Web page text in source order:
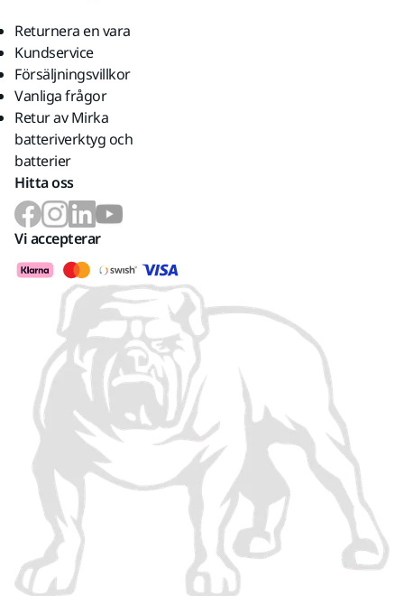
Returnera en vara
Kundservice
Försäljningsvillkor
Vanliga frågor
Retur av Mirka
batteriverktyg och
batterier
Hitta oss
Vi accepterar